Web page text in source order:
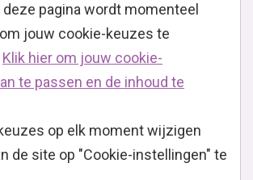
deze pagina wordt momenteel
jouw cookie-keuzes te
Klik hier om jouw cookie-
te passen en de inhoud te
op elk moment wijzigen
de site op "Cookie-instellingen" te